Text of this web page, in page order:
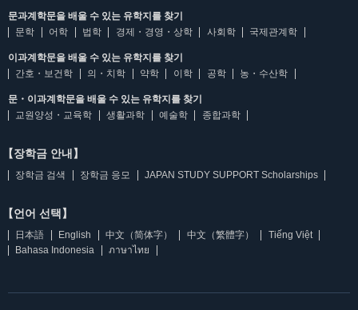
문과계학문을 배울 수 있는 유학지를 찾기
문학
어학 법학 경제・경영・상학 사회학 국제관계학
이과계학문을 배울 수 있는 유학지를 찾기
간호・보건학
의・치학 약학 이학 공학 농・수산학
문・이과계학문을 배울 수 있는 유학지를 찾기
교원양성・교육학
생활과학 예술학 종합과학
【장학금 안내】
장학금 검색 장학금 응모 JAPAN STUDY SUPPORT Scholarships
【언어 선택】
日本語 English 中文（简体字） 中文（繁體字）
Tiếng Việt
Bahasa Indonesia
ภาษาไทย